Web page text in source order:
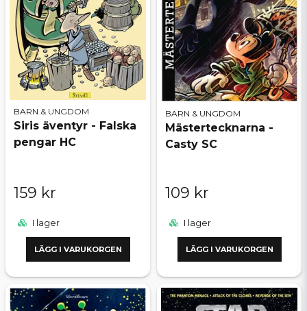
BARN & UNGDOM
Siris äventyr - Falska
pengar HC
159 kr
I lager
LÄGG I VARUKORGEN
BARN & UNGDOM
Mästertecknarna -
Casty SC
109 kr
I lager
LÄGG I VARUKORGEN